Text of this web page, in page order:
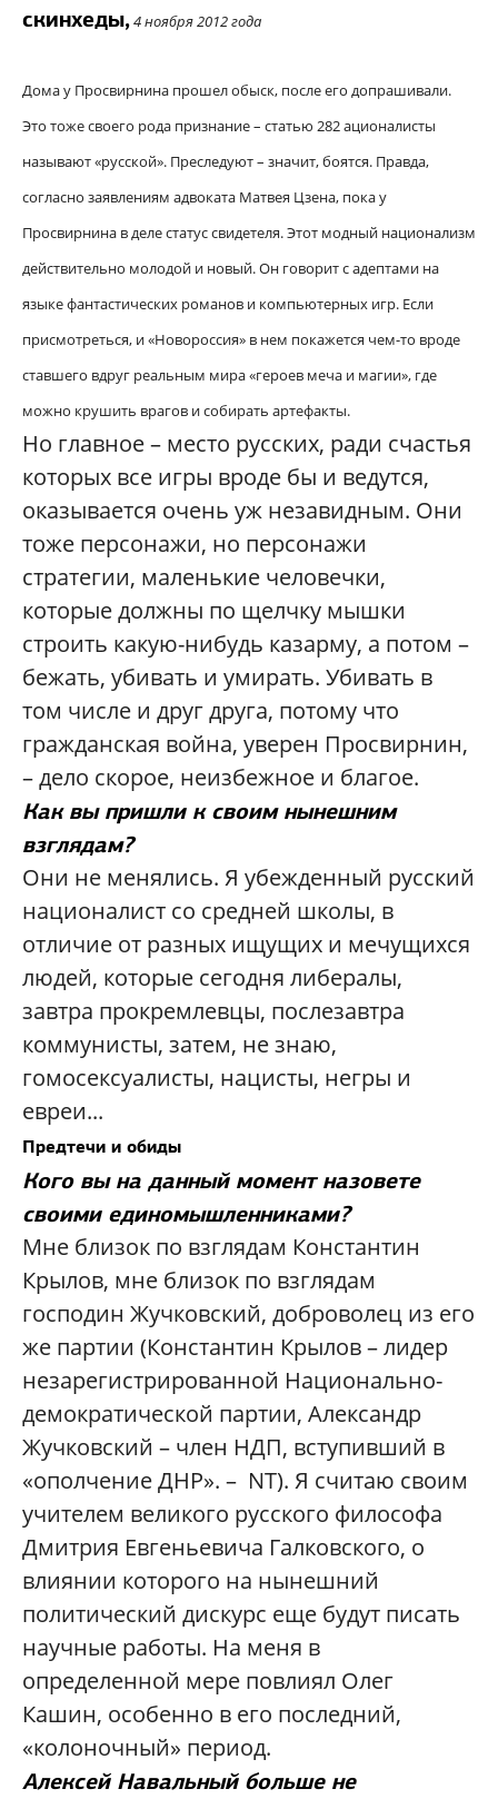
скинхеды,4 ноября 2012 года
Дома у Просвирнина прошел обыск, после его допрашивали.
Это тоже своего рода признание – статью 282 ационалисты
называют «русской». Преследуют – значит, боятся. Правда,
согласно заявлениям адвоката Матвея Цзена, пока у
Просвирнина в деле статус свидетеля. Этот модный национализм
действительно молодой и новый. Он говорит с адептами на
языке фантастических романов и компьютерных игр. Если
присмотреться, и «Новороссия» в нем покажется чем-то вроде
ставшего вдруг реальным мира «героев меча и магии», где
можно крушить врагов и собирать артефакты.
Но главное – место русских, ради счастья
которых все игры вроде бы и ведутся,
оказывается очень уж незавидным. Они
тоже персонажи, но персонажи
стратегии, маленькие человечки,
которые должны по щелчку мышки
строить какую-нибудь казарму, а потом –
бежать, убивать и умирать. Убивать в
том числе и друг друга, потому что
гражданская война, уверен Просвирнин,
– дело скорое, неизбежное и благое.
Как вы пришли к своим нынешним
взглядам?
Они не менялись. Я убежденный русский
националист со средней школы, в
отличие от разных ищущих и мечущихся
людей, которые сегодня либералы,
завтра прокремлевцы, послезавтра
коммунисты, затем, не знаю,
гомосексуалисты, нацисты, негры и
евреи...
Предтечи и обиды
Кого вы на данный момент назовете
своими единомышленниками?
Мне близок по взглядам Константин
Крылов, мне близок по взглядам
господин Жучковский, доброволец из его
же партии (Константин Крылов – лидер
незарегистрированной Национально-
демократической партии, Александр
Жучковский – член НДП, вступивший в
«ополчение ДНР». – NT). Я считаю своим
учителем великого русского философа
Дмитрия Евгеньевича Галковского, о
влиянии которого на нынешний
политический дискурс еще будут писать
научные работы. На меня в
определенной мере повлиял Олег
Кашин, особенно в его последний,
«колоночный» период.
Алексей Навальный больше не